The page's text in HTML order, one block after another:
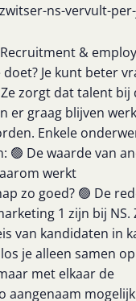
ns-vervult-
&
Je kunt beter
zorgt dat talent bij
er graag blijven
Enkele
🟢 De waarde van
werkt
zo goed? 🟢 De
1 zijn bij NS.
van kandidaten in
je alleen samen
met elkaar de
aangenaam mogelijk